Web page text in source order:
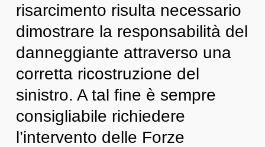
risarcimento risulta necessario
dimostrare la responsabilità del
danneggiante attraverso una
corretta ricostruzione del
sinistro. A tal fine è sempre
consigliabile richiedere
l’intervento delle Forze